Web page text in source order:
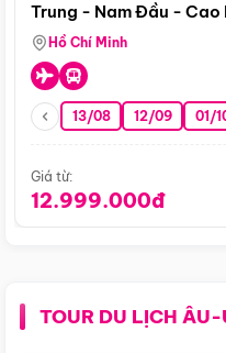
Trung - Nam Đầu - Cao
Hồ Chí Minh
13/08 12/09 01/
Giá từ:
12.999.000đ
TOUR DU LỊCH